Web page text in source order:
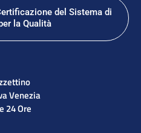
del Sistema di
la Qualità
Venezia
24 Ore